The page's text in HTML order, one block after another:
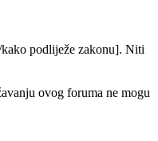
podliježe zakonu]. Niti
ovog foruma ne mogu